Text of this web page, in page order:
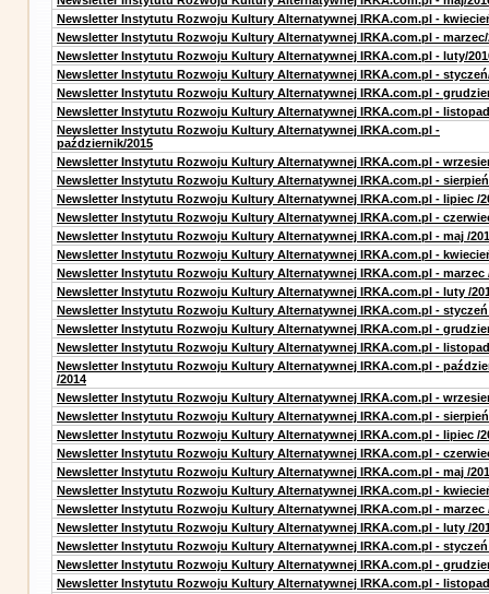
Newsletter Instytutu Rozwoju Kultury Alternatywnej IRKA.com.pl -
Newsletter Instytutu Rozwoju Kultury Alternatywnej IRKA.com.pl - marzec/
Newsletter Instytutu Rozwoju Kultury Alternatywnej IRKA.com.pl - luty/
Newsletter Instytutu Rozwoju Kultury Alternatywnej IRKA.com.pl -
Newsletter Instytutu Rozwoju Kultury Alternatywnej IRKA.com.pl -
Newsletter Instytutu Rozwoju Kultury Alternatywnej IRKA.com.pl -
Newsletter Instytutu Rozwoju Kultury Alternatywnej IRKA.com.pl -
październik/2015
Newsletter Instytutu Rozwoju Kultury Alternatywnej IRKA.com.pl -
Newsletter Instytutu Rozwoju Kultury Alternatywnej IRKA.com.pl -
Newsletter Instytutu Rozwoju Kultury Alternatywnej IRKA.com.pl - lipiec /
Newsletter Instytutu Rozwoju Kultury Alternatywnej IRKA.com.pl -
Newsletter Instytutu Rozwoju Kultury Alternatywnej IRKA.com.pl - maj /
Newsletter Instytutu Rozwoju Kultury Alternatywnej IRKA.com.pl -
Newsletter Instytutu Rozwoju Kultury Alternatywnej IRKA.com.pl - marzec
Newsletter Instytutu Rozwoju Kultury Alternatywnej IRKA.com.pl - luty /
Newsletter Instytutu Rozwoju Kultury Alternatywnej IRKA.com.pl - styczeń
Newsletter Instytutu Rozwoju Kultury Alternatywnej IRKA.com.pl -
Newsletter Instytutu Rozwoju Kultury Alternatywnej IRKA.com.pl - listopad
Newsletter Instytutu Rozwoju Kultury Alternatywnej IRKA.com.pl -
/2014
Newsletter Instytutu Rozwoju Kultury Alternatywnej IRKA.com.pl -
Newsletter Instytutu Rozwoju Kultury Alternatywnej IRKA.com.pl - sierpień
Newsletter Instytutu Rozwoju Kultury Alternatywnej IRKA.com.pl - lipiec /
Newsletter Instytutu Rozwoju Kultury Alternatywnej IRKA.com.pl -
Newsletter Instytutu Rozwoju Kultury Alternatywnej IRKA.com.pl - maj /
Newsletter Instytutu Rozwoju Kultury Alternatywnej IRKA.com.pl -
Newsletter Instytutu Rozwoju Kultury Alternatywnej IRKA.com.pl - marzec
Newsletter Instytutu Rozwoju Kultury Alternatywnej IRKA.com.pl - luty /
Newsletter Instytutu Rozwoju Kultury Alternatywnej IRKA.com.pl - styczeń
Newsletter Instytutu Rozwoju Kultury Alternatywnej IRKA.com.pl -
Newsletter Instytutu Rozwoju Kultury Alternatywnej IRKA.com.pl - listopad